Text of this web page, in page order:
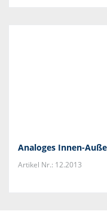
Analoges Innen-
Artikel Nr.: 12.2013